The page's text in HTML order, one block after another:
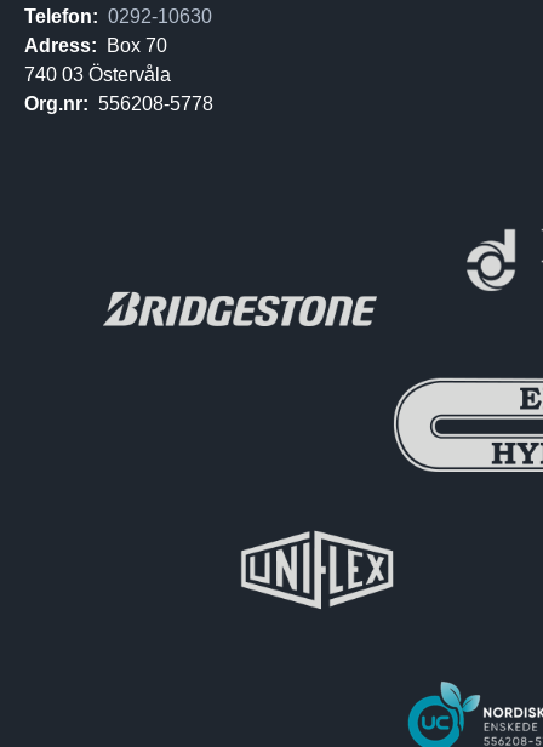
Telefon: 0292-10630
Adress:
Box 70
740 03 Östervåla
Org.nr: 556208-5778